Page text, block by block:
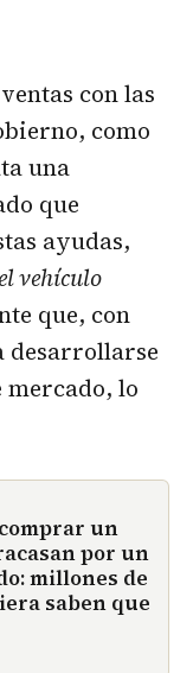
con las
como
una
que
ayudas,
vehículo
que, con
desarrollarse
mercado, lo
un
por un
millones de
saben que